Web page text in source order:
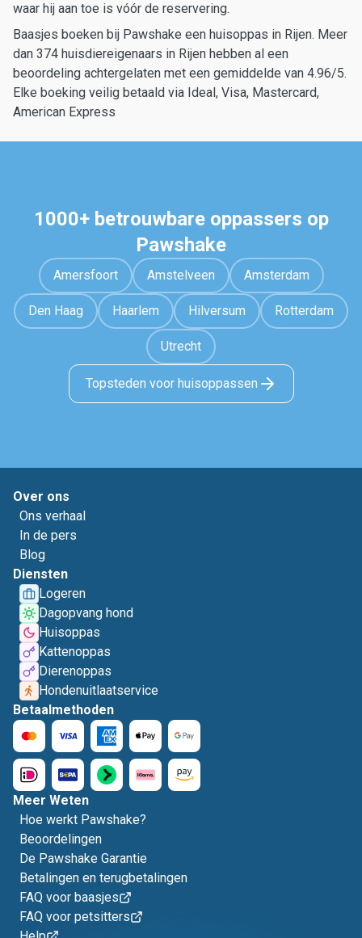
waar hij aan toe is vóór de reservering.
Baasjes boeken bij Pawshake een huisoppas in Rijen. Meer
dan 374 huisdiereigenaars in Rijen hebben al een
beoordeling achtergelaten met een gemiddelde van 4.96/5.
Elke boeking veilig betaald via Ideal, Visa, Mastercard,
American Express
1000+ betrouwbare oppassers op
Pawshake
Amersfoort Amstelveen Amsterdam
Den Haag Haarlem Hilversum Rotterdam
Utrecht
Topsteden voor huisoppassen
Over ons
Ons verhaal
In de pers
Blog
Diensten
Logeren
Dagopvang hond
Huisoppas
Kattenoppas
Dierenoppas
Hondenuitlaatservice
Betaalmethoden
Meer Weten
Hoe werkt Pawshake?
Beoordelingen
De Pawshake Garantie
Betalingen en terugbetalingen
FAQ voor baasjes
FAQ voor petsitters